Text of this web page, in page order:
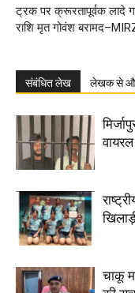
ट्रक पर क्रूरतापूर्वक लादे
राशि मृत गोवंश
संबंधित लेख लेखक से
चाकू